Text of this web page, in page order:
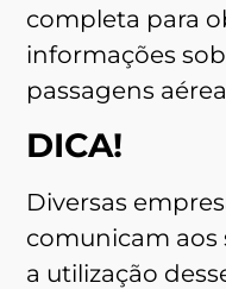
completa para
informações
passagens
DICA!
Diversas
comunicam aos
a utilização